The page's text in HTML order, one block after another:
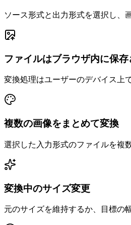
ソース形式と出力形式を選択し、
ファイルはブラウザ内に保
変換処理はユーザーのデバイス上
複数の画像をまとめて変換
選択した入力形式のファイルを複
変換中のサイズ変更
元のサイズを維持するか、目標の